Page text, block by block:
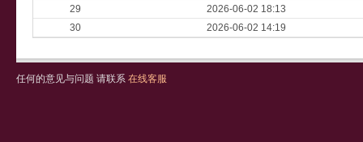
29
2026-06-02 18:13
30
2026-06-02 14:19
任何的意见与问题 请联系 在线客服